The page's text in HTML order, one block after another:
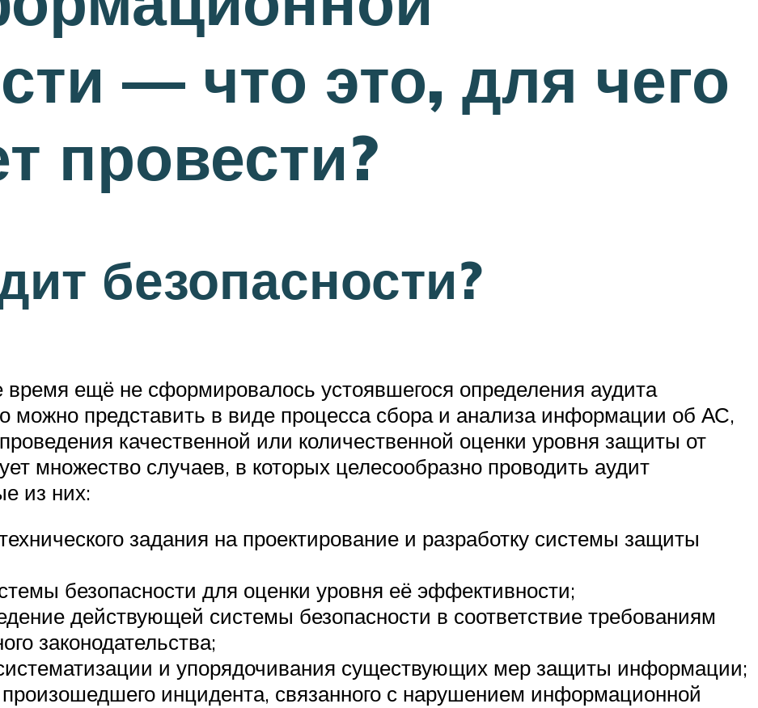
— что это, для чего
провести?
безопасности?
ещё не сформировалось устоявшегося определения аудита
можно представить в виде процесса сбора и анализа информации об АС,
качественной или количественной оценки уровня защиты от
множество случаев, в которых целесообразно проводить аудит
из них:
задания на проектирование и разработку системы защиты
безопасности для оценки уровня её эффективности;
действующей системы безопасности в соответствие требованиям
законодательства;
и упорядочивания существующих мер защиты информации;
инцидента, связанного с нарушением информационной